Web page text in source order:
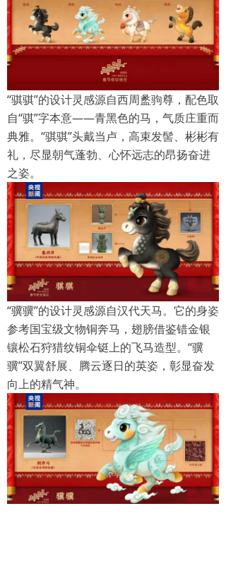
“骐骐”的设计灵感源自西周盠驹尊，配色取
自“骐”字本意——青黑色的马，气质庄重而
典雅。“骐骐”头戴当卢，高束发髻、彬彬有
礼，尽显朝气蓬勃、心怀远志的昂扬奋进
之姿。
“骥骥”的设计灵感源自汉代天马。它的身姿
参考国宝级文物铜奔马，翅膀借鉴错金银
镶松石狩猎纹铜伞铤上的飞马造型。“骥
骥”双翼舒展、腾云逐日的英姿，彰显奋发
向上的精气神。